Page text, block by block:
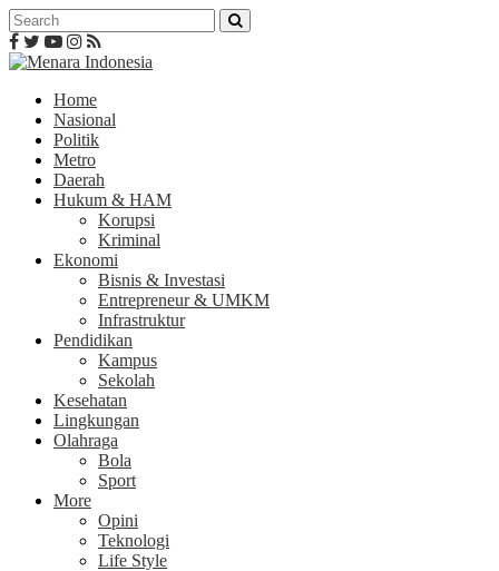
Home
Nasional
Politik
Metro
Daerah
Hukum & HAM
Korupsi
Kriminal
Ekonomi
Bisnis & Investasi
Entrepreneur & UMKM
Infrastruktur
Pendidikan
Kampus
Sekolah
Kesehatan
Lingkungan
Olahraga
Bola
Sport
More
Opini
Teknologi
Life Style